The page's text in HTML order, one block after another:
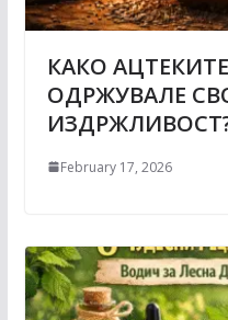
КАКО
ОДРЖУВАЛЕ
February 17, 2026